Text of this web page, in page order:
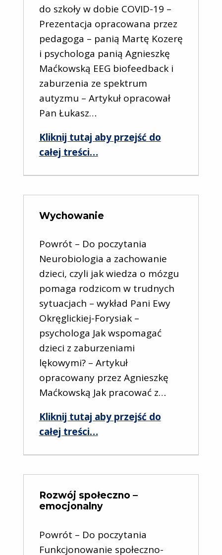
do szkoły w dobie COVID-19 –
Prezentacja opracowana przez
pedagoga – panią Martę Kozerę
i psychologa panią Agnieszkę
Maćkowską EEG biofeedback i
zaburzenia ze spektrum
autyzmu – Artykuł opracował
Pan Łukasz…
Kliknij tutaj aby przejść do
całej treści“Terapia i pomoc w kryzysie”
…
Wychowanie
Powrót – Do poczytania
Neurobiologia a zachowanie
dzieci, czyli jak wiedza o mózgu
pomaga rodzicom w trudnych
sytuacjach – wykład Pani Ewy
Okręglickiej-Forysiak –
psychologa Jak wspomagać
dzieci z zaburzeniami
lękowymi? – Artykuł
opracowany przez Agnieszkę
Maćkowską Jak pracować z…
Kliknij tutaj aby przejść do
całej treści
“Wychowanie”
…
Rozwój społeczno –
emocjonalny
Powrót – Do poczytania
Funkcjonowanie społeczno-